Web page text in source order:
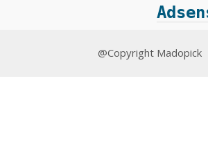
@Copyright Madopick